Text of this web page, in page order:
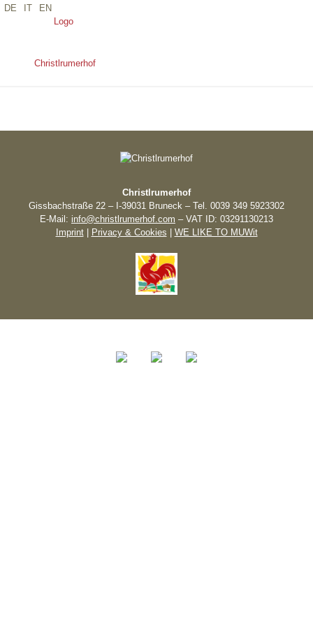
Christlrumerhof
Gissbachstraße 22 – I-39031 Bruneck – Tel. 0039 349 5923302
E-Mail: info@christlrumerhof.com – VAT ID: 03291130213
Imprint| Privacy & Cookies WE LIKE TO MUWit
DE IT EN